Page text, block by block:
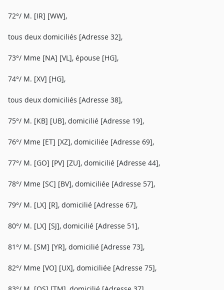
72°/ M. [IR] [WW],
tous deux domiciliés [Adresse 32],
73°/ Mme [NA] [VL], épouse [HG],
74°/ M. [XV] [HG],
tous deux domiciliés [Adresse 38],
75°/ M. [KB] [UB], domicilié [Adresse 19],
76°/ Mme [ET] [XZ], domiciliée [Adresse 69],
77°/ M. [GO] [PV] [ZU], domicilié [Adresse 44],
78°/ Mme [SC] [BV], domiciliée [Adresse 57],
79°/ M. [LX] [R], domicilié [Adresse 67],
80°/ M. [LX] [SJ], domicilié [Adresse 51],
81°/ M. [SM] [YR], domicilié [Adresse 73],
82°/ Mme [VO] [UX], domiciliée [Adresse 75],